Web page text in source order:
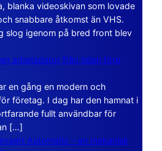
blanka videoskivan som lovade
snabbare åtkomst än VHS.
slog igenom på bred front blev
arbetsdator från tiden före
en gång en modern och
företag. I dag har den hamnat i
fullt användbar för
[…]
Automatic – en mekanisk